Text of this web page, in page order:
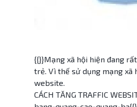
{{}}Mạng xã hội hiện đang
trẻ. Vì thế sử dụng mạng xã
website.
CÁCH TĂNG TRAFFIC